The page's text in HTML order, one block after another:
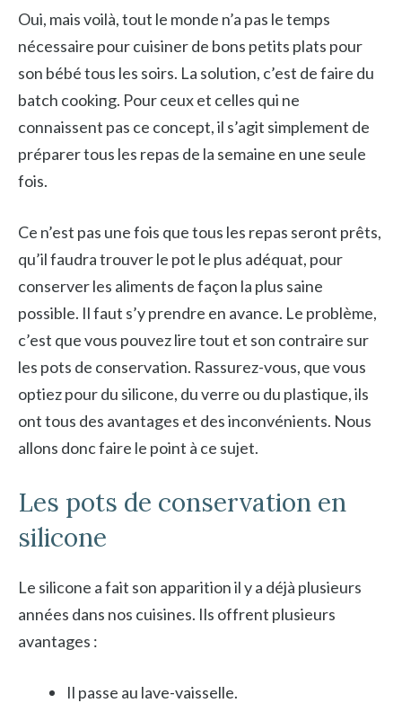
Oui, mais voilà, tout le monde n’a pas le temps
nécessaire pour cuisiner de bons petits plats pour
son bébé tous les soirs. La solution, c’est de faire du
batch cooking. Pour ceux et celles qui ne
connaissent pas ce concept, il s’agit simplement de
préparer tous les repas de la semaine en une seule
fois.
Ce n’est pas une fois que tous les repas seront prêts,
qu’il faudra trouver le pot le plus adéquat, pour
conserver les aliments de façon la plus saine
possible. Il faut s’y prendre en avance. Le problème,
c’est que vous pouvez lire tout et son contraire sur
les pots de conservation. Rassurez-vous, que vous
optiez pour du silicone, du verre ou du plastique, ils
ont tous des avantages et des inconvénients. Nous
allons donc faire le point à ce sujet.
Les pots de conservation en
silicone
Le silicone a fait son apparition il y a déjà plusieurs
années dans nos cuisines. Ils offrent plusieurs
avantages :
Il passe au lave-vaisselle.